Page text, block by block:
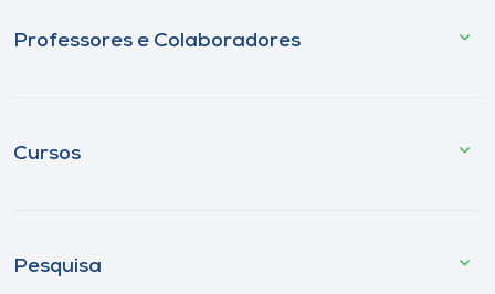
Professores e Colaboradores
Cursos
Pesquisa